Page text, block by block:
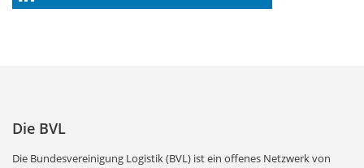
Die BVL
Die Bundesvereinigung Logistik (BVL) ist ein offenes Netzwerk von